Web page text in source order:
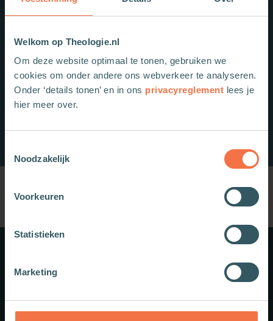
Welkom op Theologie.nl
Om deze website optimaal te tonen, gebruiken we
cookies om onder andere ons webverkeer te analyseren.
Onder ‘details tonen’ en in ons privacyreglement lees je
hier meer over.
Noodzakelijk
Voorkeuren
Statistieken
Marketing